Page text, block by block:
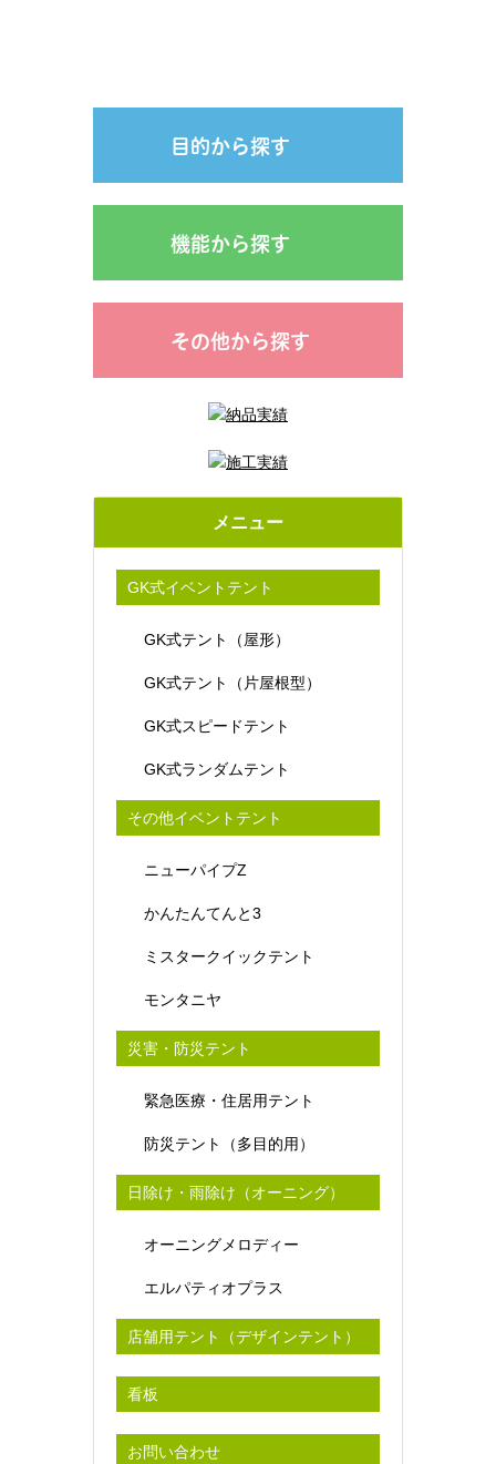
目的から探す
機能から探す
その他から探す
メニュー
GK式イベントテント
GK式テント（屋形）
GK式テント（片屋根型）
GK式スピードテント
GK式ランダムテント
その他イベントテント
ニューパイプZ
かんたんてんと3
ミスタークイックテント
モンタニヤ
災害・防災テント
緊急医療・住居用テント
防災テント（多目的用）
日除け・雨除け（オーニング）
オーニングメロディー
エルパティオプラス
店舗用テント（デザインテント）
看板
お問い合わせ